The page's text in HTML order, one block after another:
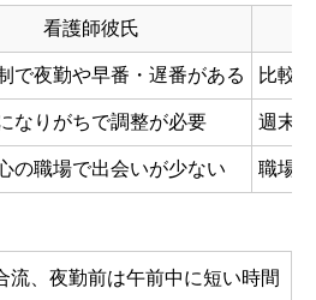
看護師彼氏
で夜勤や早番・遅番がある 比較
なりがちで調整が必要 週末
の職場で出会いが少ない 職場
流、夜勤前は午前中に短い時間